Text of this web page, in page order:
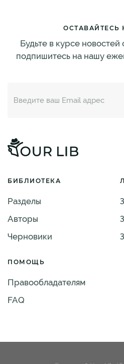
ОСТАВАЙТЕСЬ
Будьте в курсе
подпишитесь на нашу
БИБЛИОТЕКА
Разделы
Авторы
Черновики
ПОМОЩЬ
Правообладателям
FAQ